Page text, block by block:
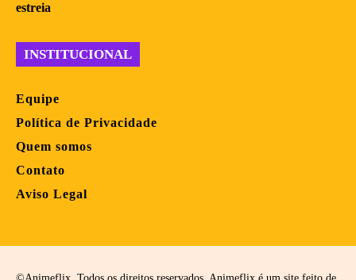
estreia
INSTITUCIONAL
Equipe
Política de Privacidade
Quem somos
Contato
Aviso Legal